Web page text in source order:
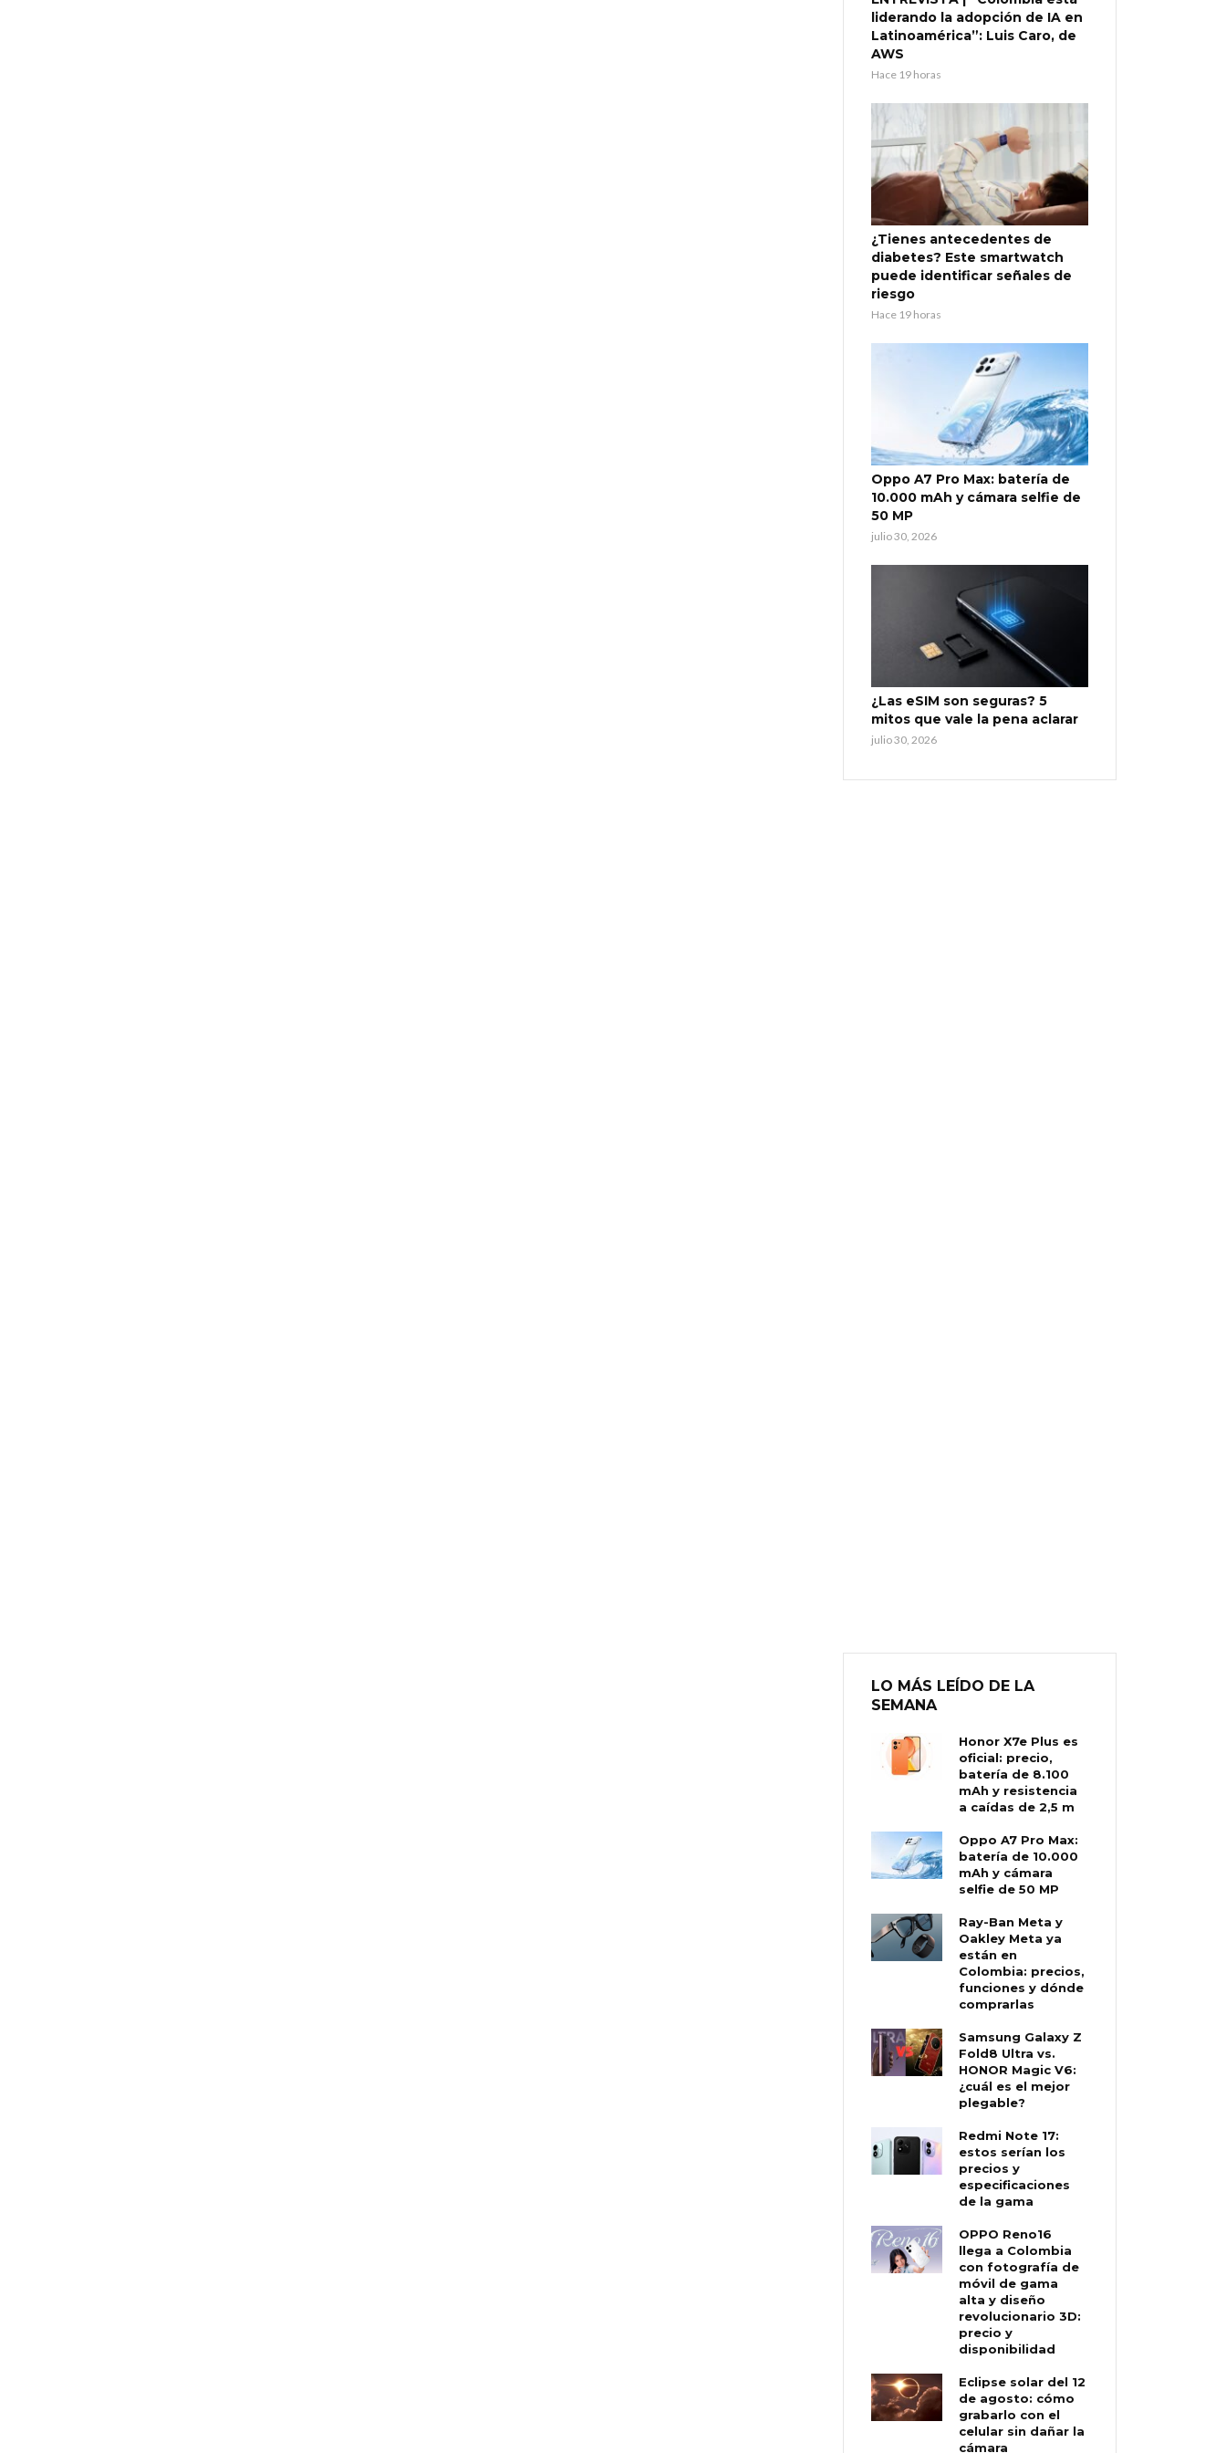
liderando la adopción de IA en
Latinoamérica”: Luis Caro, de
AWS
Hace 19 horas
¿Tienes antecedentes de
diabetes? Este smartwatch
puede identificar señales de
riesgo
Hace 19 horas
Oppo A7 Pro Max: batería de
10.000 mAh y cámara selfie de
50 MP
julio 30, 2026
¿Las eSIM son seguras? 5
mitos que vale la pena aclarar
julio 30, 2026
LO MÁS LEÍDO DE LA
SEMANA
Honor X7e Plus es
oficial: precio,
batería de 8.100
mAh y resistencia
a caídas de 2,5 m
Oppo A7 Pro Max:
batería de 10.000
mAh y cámara
selfie de 50 MP
Ray-Ban Meta y
Oakley Meta ya
están en
Colombia: precios,
funciones y dónde
comprarlas
Samsung Galaxy Z
Fold8 Ultra vs.
HONOR Magic V6:
¿cuál es el mejor
plegable?
Redmi Note 17:
estos serían los
precios y
especificaciones
de la gama
OPPO Reno16
llega a Colombia
con fotografía de
móvil de gama
alta y diseño
revolucionario 3D:
precio y
disponibilidad
Eclipse solar del 12
de agosto: cómo
grabarlo con el
celular sin dañar la
cámara